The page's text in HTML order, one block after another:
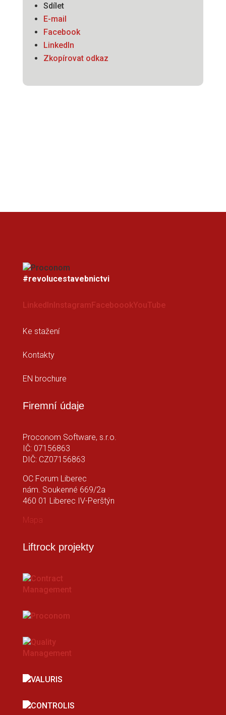
Sdílet
E-mail
Facebook
LinkedIn
Zkopírovat odkaz
#revolucestavebnictvi
LinkedInInstagramFaceboookYouTube
Ke stažení
Kontakty
EN brochure
Firemní údaje
Proconom Software, s.r.o.
IČ: 07156863
DIČ: CZ07156863
OC Forum Liberec
nám. Soukenné 669/2a
460 01 Liberec IV-Perštýn
Mapa
Liftrock projekty